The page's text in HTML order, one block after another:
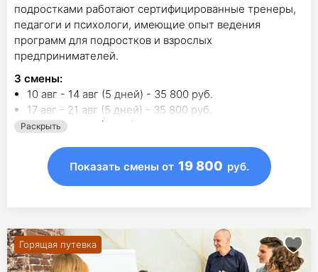
подростками работают сертифицированные тренеры,
педагоги и психологи, имеющие опыт ведения
программ для подростков и взрослых
предпринимателей.
3 смены:
10 авг - 14 авг (5 дней) - 35 800 руб.
17 авг - 21 авг (5 дней) - 35 800 руб.
12 сен - 3 окт (4 дня) - 19 800 руб.
Раскрыть
Показать смены от 19 800 руб.
Горящая путевка